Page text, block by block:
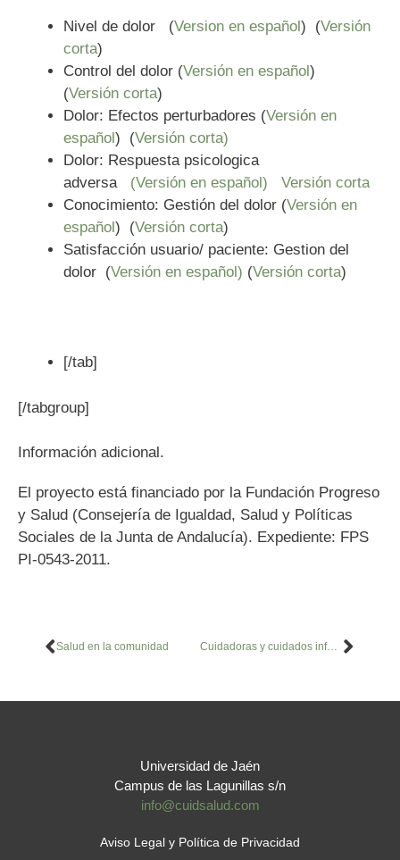
Nivel de dolor (Version en español) (Versión
corta)
Control del dolor (Versión en español)
(Versión corta)
Dolor: Efectos perturbadores (Versión en
español) (Versión corta)
Dolor: Respuesta psicologica
adversa (Versión en español)
Versión corta
Conocimiento: Gestión del dolor (Versión en
español) (Versión corta)
Satisfacción usuario/ paciente: Gestion del
dolor (Versión en español) (Versión corta)
[/tab]
[/tabgroup]
Información adicional.
El proyecto está financiado por la Fundación Progreso
y Salud (Consejería de Igualdad, Salud y Políticas
Sociales de la Junta de Andalucía). Expediente: FPS
PI-0543-2011.
Salud en la comunidad Cuidadoras y cuidados informales y familiares
Universidad de Jaén
Campus de las Lagunillas s/n
info@cuidsalud.com
Aviso Legal y Política de Privacidad